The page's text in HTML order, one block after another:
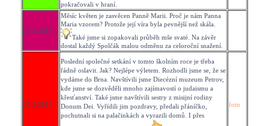
pokračovali v hraní.
23.5.2013
Měsíc květen je zasvěcen Panně Marii. Proč je nám Panna
Maria vzorem? Protože její víra byla pevnější než skála.
Také jsme si zopakovali průběh mše svaté. Na závěr
dostal každý Spolčák malou odměnu za celoroční snažení.
30.5.2013
Poslední společné setkání v tomto školním roce je třeba
řádně oslavit. Jak? Nejlépe výletem. Rozhodli jsme se, že se
vydáme do Brna. Navštívili jsme Diecézní muzeum Petrov,
kde jsme se dozvěděli mnoho zajímavostí o judaismu a
křesťanství. Také jsme navštívili sestry z misijní rodiny
Donum Dei. Vyřídili jim pozdravy, předali přáníčko,
pochutnali si na palačinkách a vyrazili domů. I přes
foto